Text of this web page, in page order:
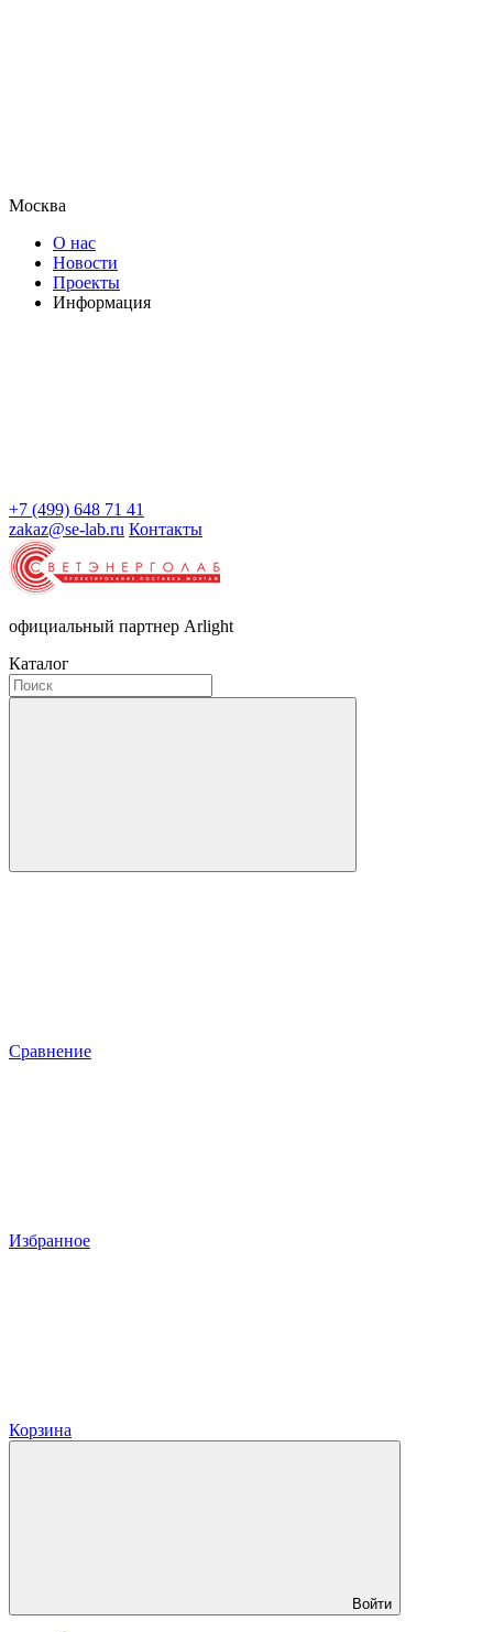
Москва
О нас
Новости
Проекты
Информация
+7 (499) 648 71 41
zakaz@se-lab.ru Контакты
официальный партнер Arlight
Каталог
Сравнение
Избранное
Корзина
Войти